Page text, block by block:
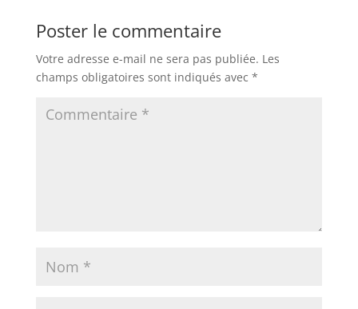
b
o
o
k
A
p
p dl
Poster le commentaire
Votre adresse e-mail ne sera pas publiée. Les
champs obligatoires sont indiqués avec *